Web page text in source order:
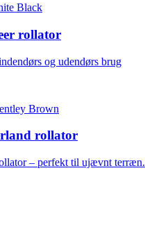
rollator
og udendørs brug
rollator
– perfekt til ujævnt terræn.